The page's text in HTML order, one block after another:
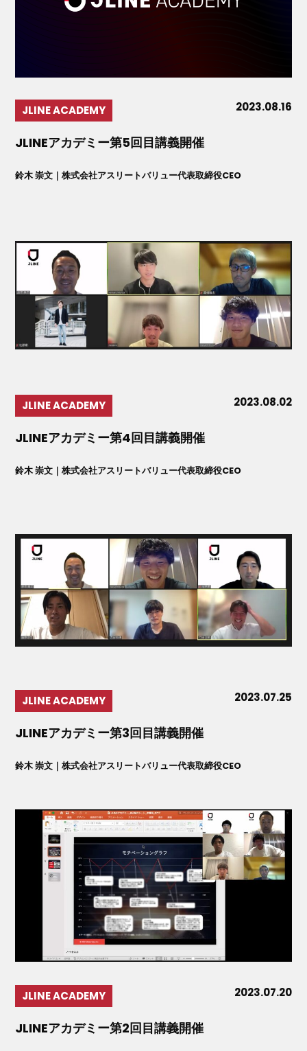
JLINE ACADEMY 2023.08.16
JLINEアカデミー第5回目講義開催
鈴木 崇文｜株式会社アスリートバリュー代表取締役CEO
JLINE ACADEMY 2023.08.02
JLINEアカデミー第4回目講義開催
鈴木 崇文｜株式会社アスリートバリュー代表取締役CEO
JLINE ACADEMY 2023.07.25
JLINEアカデミー第3回目講義開催
鈴木 崇文｜株式会社アスリートバリュー代表取締役CEO
JLINE ACADEMY 2023.07.20
JLINEアカデミー第2回目講義開催